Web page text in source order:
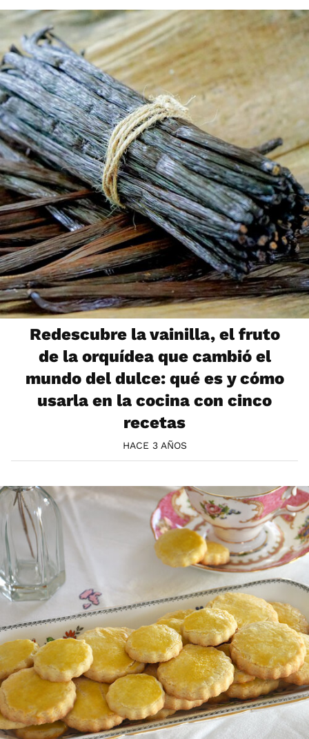
Redescubre la vainilla, el fruto
de la orquídea que cambió el
mundo del dulce: qué es y cómo
usarla en la cocina con cinco
recetas
HACE 3 AÑOS